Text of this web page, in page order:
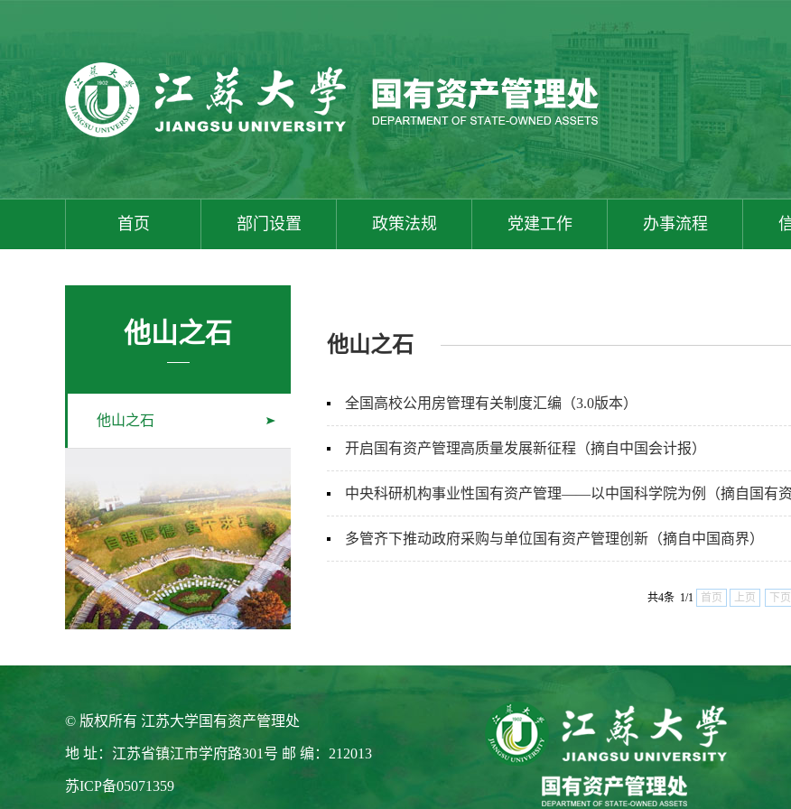
首页 部门设置 政策法规 党建工作 办事流程
他山之石
他山之石
他山之石
全国高校公用房管理有关制度汇编（3.0版本）
开启国有资产管理高质量发展新征程（摘自中国会计报）
中央科研机构事业性国有资产管理——以中国科学院为例（摘自国有资
多管齐下推动政府采购与单位国有资产管理创新（摘自中国商界）
共4条 1/1 首页 上页 下页
© 版权所有 江苏大学国有资产管理处
地 址：江苏省镇江市学府路301号 邮 编：212013
苏ICP备05071359